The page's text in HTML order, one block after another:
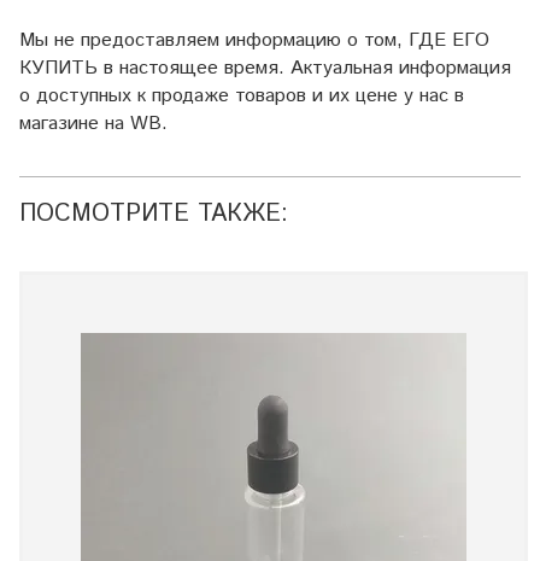
Мы не предоставляем информацию о том, ГДЕ ЕГО
КУПИТЬ в настоящее время. Актуальная информация
о доступных к продаже товаров и их цене у нас в
магазине на WB.
ПОСМОТРИТЕ ТАКЖЕ: